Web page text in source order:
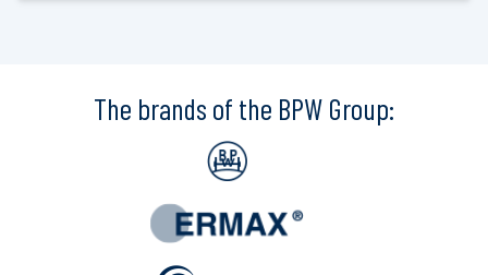
The brands of the BPW Group: